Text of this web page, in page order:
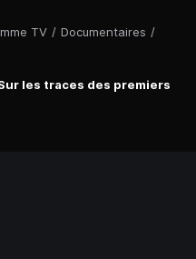
TV / Documentaires /
les traces des premiers